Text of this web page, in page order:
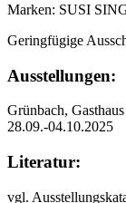
Marken: SUSI
Geringfügige
Ausstellungen:
Grünbach,
28.09.-04.10.2025
Literatur:
vgl.